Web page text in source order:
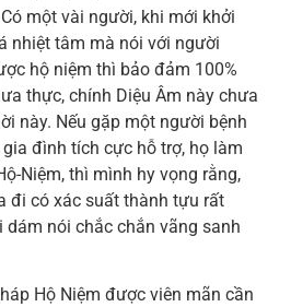
một vài người, khi mới khởi
nhiệt tâm mà nói với người
hộ niệm thì bảo đảm 100%
thực, chính Diệu Âm này chưa
này. Nếu gặp một người bệnh
đình tích cực hỗ trợ, họ làm
Niệm, thì mình hy vọng rằng,
đi có xác suất thành tựu rất
dám nói chắc chắn vãng sanh
Hộ Niệm được viên mãn cần